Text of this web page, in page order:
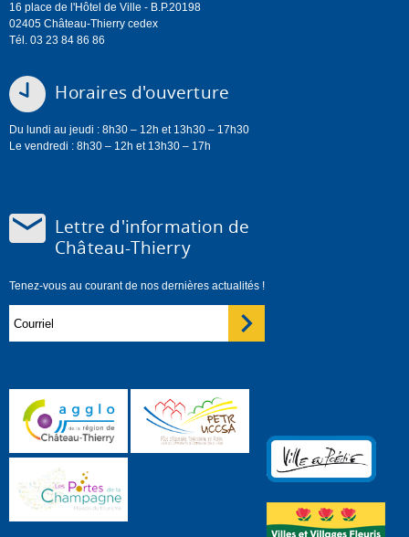
16 place de l'Hôtel de Ville - B.P.20198
02405 Château-Thierry cedex
Tél. 03 23 84 86 86
Horaires d'ouverture
Du lundi au jeudi : 8h30 – 12h et 13h30 – 17h30
Le vendredi : 8h30 – 12h et 13h30 – 17h
Lettre d'information de
Château-Thierry
Tenez-vous au courant de nos dernières actualités !